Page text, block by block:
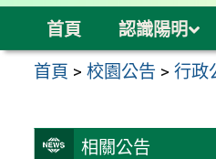
首頁 認識陽明
首頁 >校園公告 >行政
相關公告